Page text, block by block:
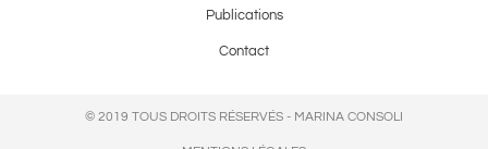
Publications
Contact
© 2019 TOUS DROITS RÉSERVÉS - MARINA CONSOLI